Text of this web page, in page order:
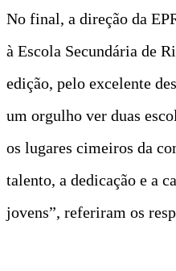
No final, a direção da
à Escola Secundária de
edição, pelo excelente
um orgulho ver duas
os lugares cimeiros da
talento, a dedicação e a
jovens”, referiram os